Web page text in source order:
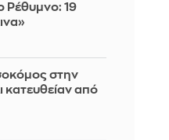
Ρέθυμνο: 19
στην
κατευθείαν από